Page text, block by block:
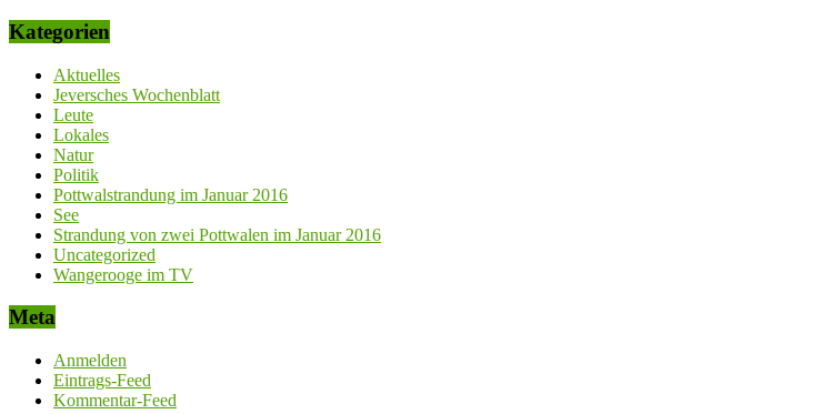
Kategorien
Aktuelles
Jeversches Wochenblatt
Leute
Lokales
Natur
Politik
Pottwalstrandung im Januar 2016
See
Strandung von zwei Pottwalen im Januar 2016
Uncategorized
Wangerooge im TV
Meta
Anmelden
Eintrags-Feed
Kommentar-Feed